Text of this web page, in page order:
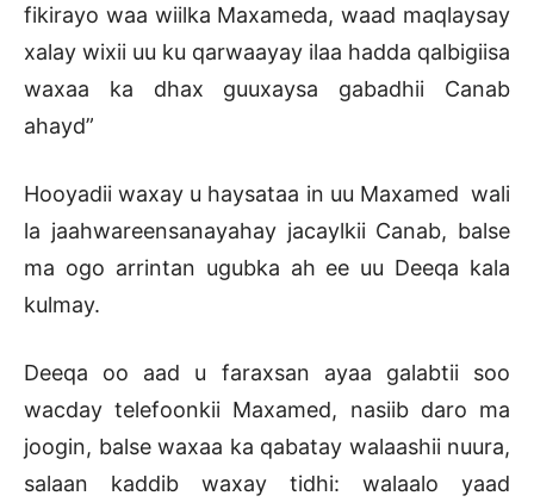
fikirayo waa wiilka Maxameda, waad maqlaysay
xalay wixii uu ku qarwaayay ilaa hadda qalbigiisa
waxaa ka dhax guuxaysa gabadhii Canab
ahayd”
Hooyadii waxay u haysataa in uu Maxamed wali
la jaahwareensanayahay jacaylkii Canab, balse
ma ogo arrintan ugubka ah ee uu Deeqa kala
kulmay.
Deeqa oo aad u faraxsan ayaa galabtii soo
wacday telefoonkii Maxamed, nasiib daro ma
joogin, balse waxaa ka qabatay walaashii nuura,
salaan kaddib waxay tidhi: walaalo yaad